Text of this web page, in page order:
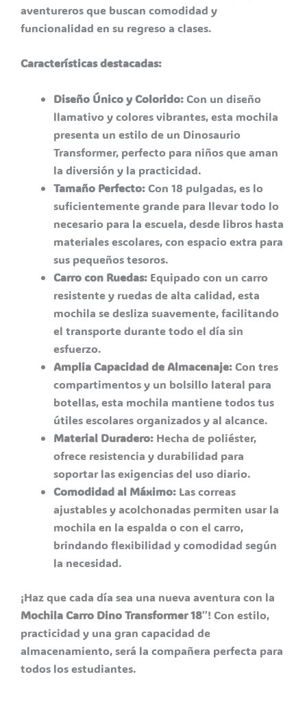
aventureros que buscan comodidad y
funcionalidad en su regreso a clases.
Características destacadas:
Diseño Único y Colorido:Con un diseño
llamativo y colores vibrantes, esta mochila
presenta un estilo de un Dinosaurio
Transformer, perfecto para niños que aman
la diversión y la practicidad.
Tamaño Perfecto:Con 18 pulgadas, es lo
suficientemente grande para llevar todo lo
necesario para la escuela, desde libros hasta
materiales escolares, con espacio extra para
sus pequeños tesoros.
Carro con Ruedas: Equipado con un carro
resistente y ruedas de alta calidad, esta
mochila se desliza suavemente, facilitando
el transporte durante todo el día sin
esfuerzo.
Amplia Capacidad de Almacenaje:Con tres
compartimentos y un bolsillo lateral para
botellas, esta mochila mantiene todos tus
útiles escolares organizados y al alcance.
Material Duradero: Hecha de poliéster,
ofrece resistencia y durabilidad para
soportar las exigencias del uso diario.
Comodidad al Máximo: Las correas
ajustables y acolchonadas permiten usar la
mochila en la espalda o con el carro,
brindando flexibilidad y comodidad según
la necesidad.
¡Haz que cada día sea una nueva aventura con la
Mochila Carro Dino Transformer 18″! Con estilo,
practicidad y una gran capacidad de
almacenamiento, será la compañera perfecta para
todos los estudiantes.